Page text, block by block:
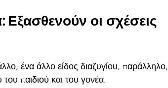
Εξασθενούν οι σχέσεις
ένα άλλο είδος διαζυγίου, παράλληλο,
παιδιού και του γονέα.